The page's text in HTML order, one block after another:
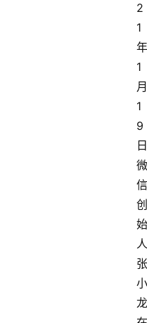
2
1
年
1
月
1
9
日
微
信
创
始
人
张
小
龙